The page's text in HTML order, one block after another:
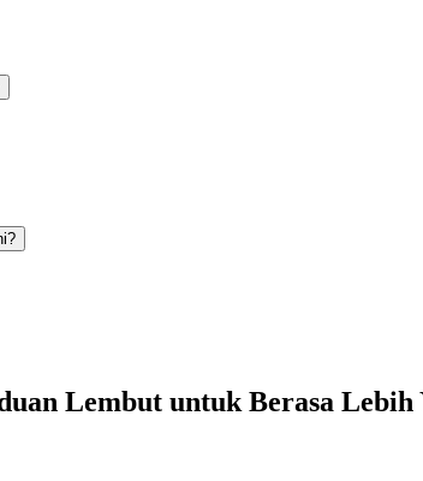
Lembut untuk Berasa